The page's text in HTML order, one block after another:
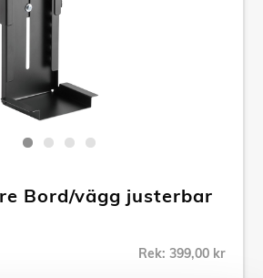
Bord/vägg justerbar
Rek: 399,00 kr